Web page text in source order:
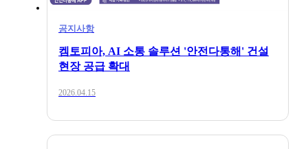
2025.11.18
공지사항
켐토피아, AI 소통 솔루션 '안전다통해' 건설
현장 공급 확대
2026.04.15